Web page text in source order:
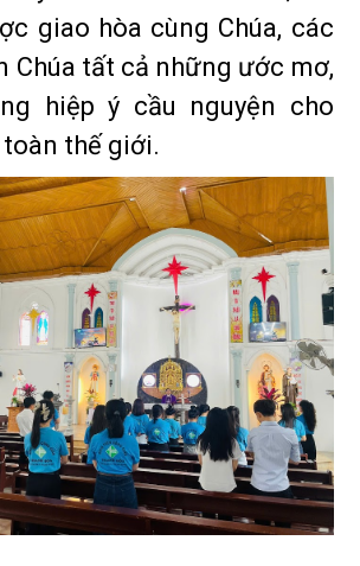
giao hòa cùng Chúa, các
Chúa tất cả những ước mơ,
hiệp ý cầu nguyện cho
thế giới.